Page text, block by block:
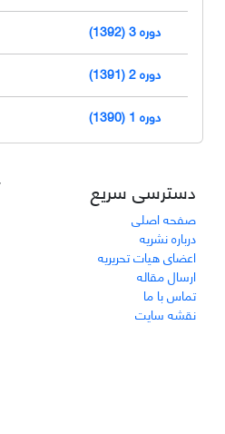
دوره 3 (1392)
دوره 2 (1391)
دوره 1 (1390)
دسترسی سریع
صفحه اصلی
درباره نشریه
اعضای هیات تحریریه
ارسال مقاله
تماس با ما
نقشه سایت